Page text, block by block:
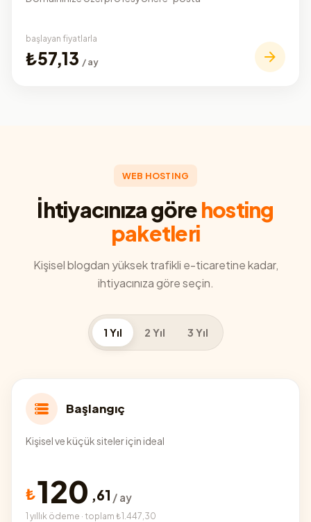
başlayan fiyatlarla
₺57,13 / ay
WEB HOSTING
İhtiyacınıza görehosting
paketleri
Kişisel blogdan yüksek trafikli e-ticaretine kadar,
ihtiyacınıza göre seçin.
1 Yıl 2 Yıl 3 Yıl
Başlangıç
Kişisel ve küçük siteler için ideal
₺120 ,61 / ay
1 yıllık ödeme · toplam ₺1.447,30